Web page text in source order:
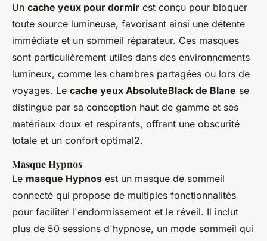
Un cache yeux pour dormir est conçu pour bloquer
toute source lumineuse, favorisant ainsi une détente
immédiate et un sommeil réparateur. Ces masques
sont particulièrement utiles dans des environnements
lumineux, comme les chambres partagées ou lors de
voyages. Le cache yeux AbsoluteBlack de Blane se
distingue par sa conception haut de gamme et ses
matériaux doux et respirants, offrant une obscurité
totale et un confort optimal2.
Masque Hypnos
Le masque Hypnos est un masque de sommeil
connecté qui propose de multiples fonctionnalités
pour faciliter l'endormissement et le réveil. Il inclut
plus de 50 sessions d'hypnose, un mode sommeil qui